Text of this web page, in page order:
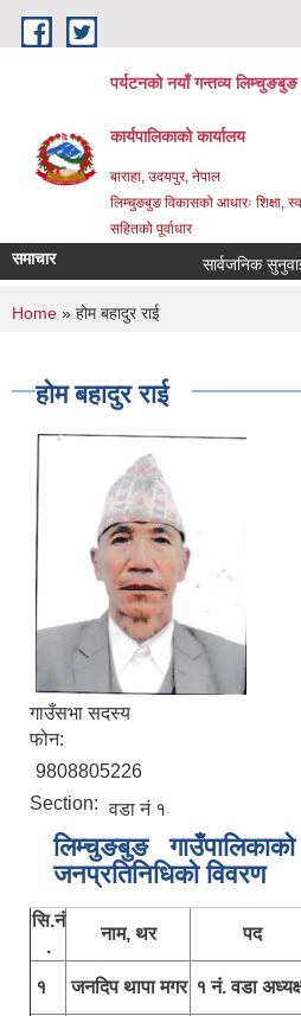
Skip to main content
पर्यटनको नयाँ गन्तव्य लिम्चुङबुङ
कार्यपालिकाको कार्यालय
बाराहा, उदयपुर, नेपाल
लिम्चुङबुङ विकासको आधारः शिक्षा,
सहितको पूर्वाधार
समाचार सार्वजनिक
You are here
Home » होम बहादुर राई
होम बहादुर राई
गाउँसभा सदस्य
फोन:
9808805226
Section: वडा नं १
लिम्चुङबुङ
जनप्रतिनिधिकाे विवरण
सि.नं
.
नाम, थर पद
१ जनदिप थापा मगर १ नं. वडा